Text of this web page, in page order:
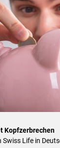
Kopfzerbrechen
Life in